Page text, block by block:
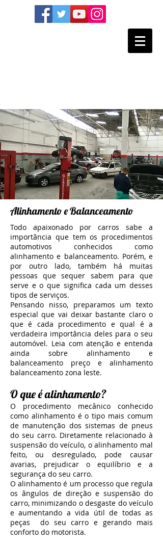
Alinhamento e Balanceamento
Todo apaixonado por carros sabe a
importância que tem os procedimentos
automotivos conhecidos como
alinhamento e balanceamento. Porém, e
por outro lado, também há muitas
pessoas que sequer sabem para que
serve e o que significa cada um desses
tipos de serviços.
Pensando nisso, preparamos um texto
especial que vai deixar bastante claro o
que é cada procedimento e qual é a
verdadeira importância deles para o seu
automóvel. Leia com atenção e entenda
ainda sobre alinhamento e
balanceamento preço e alinhamento
balanceamento zona leste.
O que é alinhamento?
O procedimento mecânico conhecido
como alinhamento é o tipo mais comum
de manutenção dos sistemas de pneus
do seu carro. Diretamente relacionado à
suspensão do veículo, o alinhamento mal
feito, ou desregulado, pode causar
avarias, prejudicar o equilíbrio e a
segurança do seu carro.
O alinhamento é um processo que regula
os ângulos de direção e suspensão do
carro, minimizando o desgaste do veículo
e aumentando a vida útil de todas as
peças do seu carro e gerando mais
conforto do motorista.